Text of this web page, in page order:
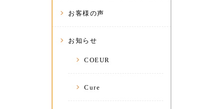
お客様の声
お知らせ
COEUR
Cure